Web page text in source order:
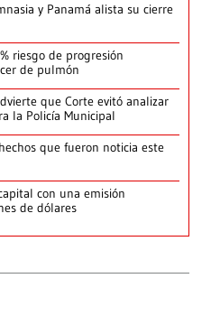
y Panamá alista su cierre
riesgo de progresión
de pulmón
que Corte evitó analizar
la Policía Municipal
que fueron noticia este
con una emisión
de dólares